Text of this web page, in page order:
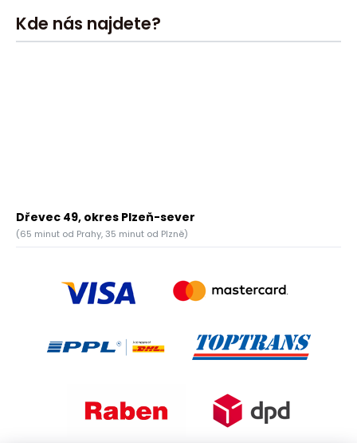
Kde nás najdete?
Dřevec 49, okres Plzeň-sever
(65 minut od Prahy, 35 minut od Plzně)